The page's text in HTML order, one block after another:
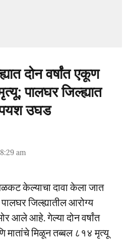
दोन वर्षांत एकूण
पालघर जिल्ह्यात
उघड
am
केल्याचा दावा केला जात
जिल्ह्यातील आरोग्य
आले आहे. गेल्या दोन वर्षांत
मातांचे मिळून तब्बल ८१४ मृत्यू